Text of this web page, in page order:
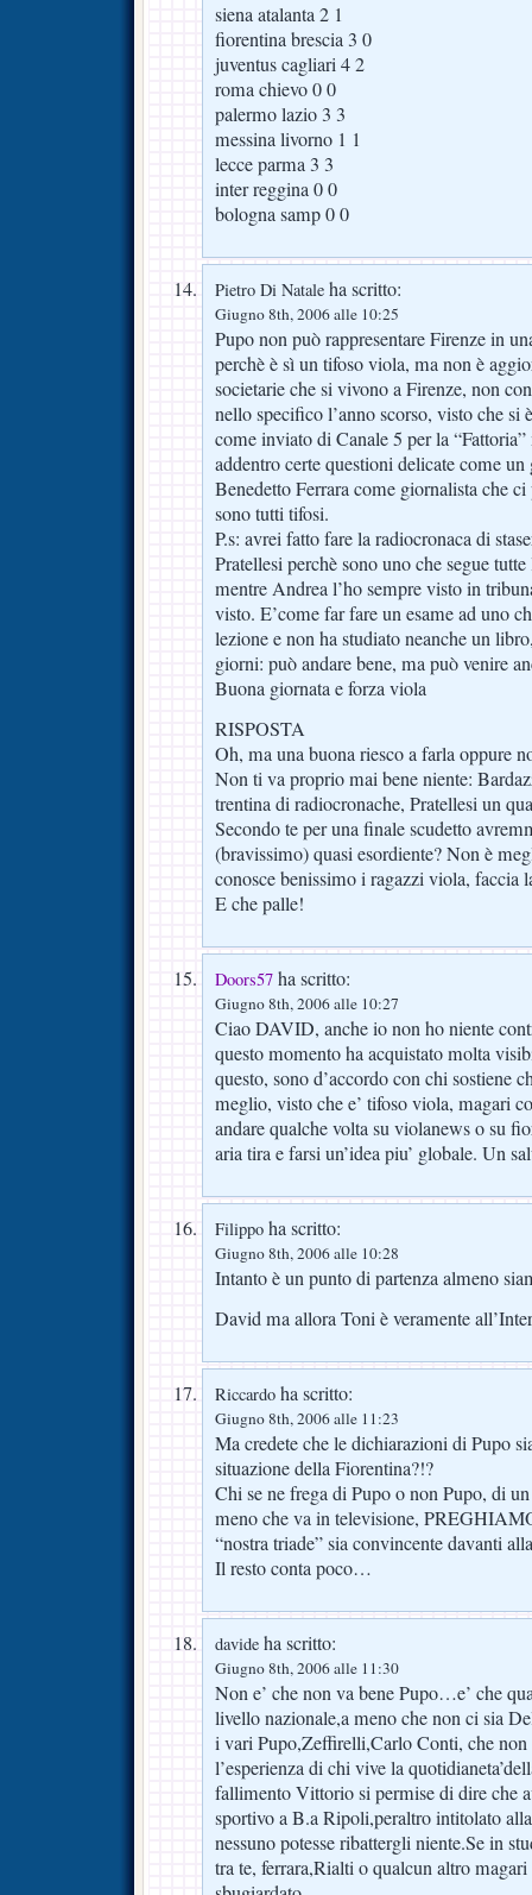
siena atalanta 2 1
fiorentina brescia 3 0
juventus cagliari 4 2
roma chievo 0 0
palermo lazio 3 3
messina livorno 1 1
lecce parma 3 3
inter reggina 0 0
bologna samp 0 0
Pietro Di Natale ha scritto:
Giugno 8th, 2006 alle 10:25
Pupo non può rappresentare Firenze in
perchè è sì un tifoso viola, ma non è
societarie che si vivono a Firenze, non
nello specifico l’anno scorso, visto che si
come inviato di Canale 5 per la
addentro certe questioni delicate come un
Benedetto Ferrara come giornalista che
sono tutti tifosi.
P.s: avrei fatto fare la radiocronaca di
Pratellesi perchè sono uno che segue
mentre Andrea l’ho sempre visto in
visto. E’come far fare un esame ad uno
lezione e non ha studiato neanche un
giorni: può andare bene, ma può venire
Buona giornata e forza viola
RISPOSTA
Oh, ma una buona riesco a farla oppure
Non ti va proprio mai bene niente:
trentina di radiocronache, Pratellesi un
Secondo te per una finale scudetto
(bravissimo) quasi esordiente? Non è
conosce benissimo i ragazzi viola, faccia
E che palle!
Doors57 ha scritto:
Giugno 8th, 2006 alle 10:27
Ciao DAVID, anche io non ho niente
questo momento ha acquistato molta
questo, sono d’accordo con chi sostiene
meglio, visto che e’ tifoso viola, magari
andare qualche volta su violanews o su
aria tira e farsi un’idea piu’ globale. Un
Filippo ha scritto:
Giugno 8th, 2006 alle 10:28
Intanto è un punto di partenza almeno
David ma allora Toni è veramente
Riccardo ha scritto:
Giugno 8th, 2006 alle 11:23
Ma credete che le dichiarazioni di Pupo
situazione della Fiorentina?!?
Chi se ne frega di Pupo o non Pupo, di
meno che va in televisione,
“nostra triade” sia convincente davanti
Il resto conta poco…
davide ha scritto:
Giugno 8th, 2006 alle 11:30
Non e’ che non va bene Pupo…e’ che
livello nazionale,a meno che non ci sia
i vari Pupo,Zeffirelli,Carlo Conti, che non
l’esperienza di chi vive la
fallimento Vittorio si permise di dire che
sportivo a B.a Ripoli,peraltro intitolato
nessuno potesse ribattergli niente.Se in
tra te, ferrara,Rialti o qualcun altro